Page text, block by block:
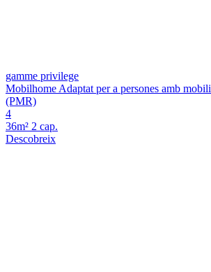
gamme privilege
Mobilhome Adaptat per a persones amb
(PMR)
4
36m² 2 cap.
Descobreix